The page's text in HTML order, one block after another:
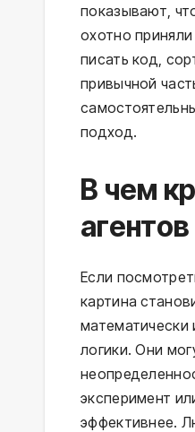
показывают,
охотно
писать код,
привычной
подход.
В чем
агентов
Если
картина
математически
логики. Они
эксперимент
эффективнее.